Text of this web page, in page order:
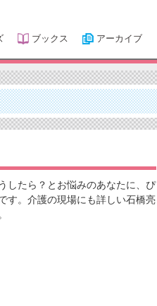
ブックス アーカイブ
したら？とお悩みのあなたに、ぴ
す。介護の現場にも詳しい石橋亮